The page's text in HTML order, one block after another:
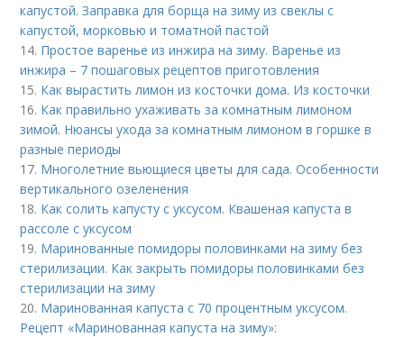
капустой. Заправка для борща на зиму из свеклы с
капустой, морковью и томатной пастой
14. Простое варенье из инжира на зиму. Варенье из
инжира – 7 пошаговых рецептов приготовления
15. Как вырастить лимон из косточки дома. Из косточки
16. Как правильно ухаживать за комнатным лимоном
зимой. Нюансы ухода за комнатным лимоном в горшке в
разные периоды
17. Многолетние вьющиеся цветы для сада. Особенности
вертикального озеленения
18. Как солить капусту с уксусом. Квашеная капуста в
рассоле с уксусом
19. Маринованные помидоры половинками на зиму без
стерилизации. Как закрыть помидоры половинками без
стерилизации на зиму
20. Маринованная капуста с 70 процентным уксусом.
Рецепт «Маринованная капуста на зиму»: